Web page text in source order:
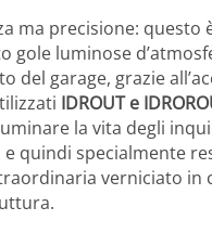
ma precisione: questo
gole luminose
del garage, grazie
IDROUT e
la vita degli
quindi specialmente
verniciato in